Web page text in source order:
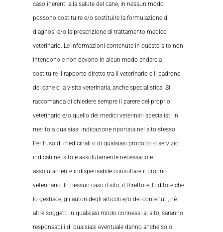
caso inerenti alla salute del cane, in nessun modo
possono costituire e/o sostituire la formulazione di
diagnosi e/o la prescrizione di trattamento medico
veterinario. Le informazioni contenute in questo sito non
intendono e non devono in alcun modo andare a
sostituire il rapporto diretto tra il veterinario e il padrone
del cane o la visita veterinaria, anche specialistica. Si
raccomanda di chiedere sempre il parere del proprio
veterinario e/o quello dei medici veterinari specialisti in
merito a qualsiasi indicazione riportata nel sito stesso.
Per l’uso di medicinali o di qualsiasi prodotto o servizio
indicati nel sito è assolutamente necessario e
assolutamente indispensabile consultare il proprio
veterinario. In nessun caso il sito, il Direttore, l’Editore che
lo gestisce, gli autori degli articoli e/o dei contenuti, né
altre soggetti in qualsiasi modo connessi al sito, saranno
responsabili di qualsiasi eventuale danno anche solo